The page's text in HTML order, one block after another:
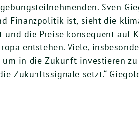
Sven
Finanzpolitik ist, sieht die
und die Preise konsequent auf
entstehen. Viele,
in die Zukunft investieren
Zukunftssignale setzt.“